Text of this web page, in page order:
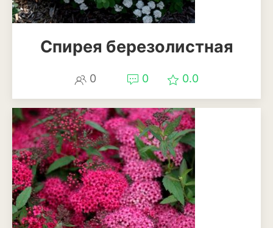
Цинния
Зерновые культуры
Кукуруза
Овёс
Пшеница
Ячмень
Спирея березолистная
0 0 0.0